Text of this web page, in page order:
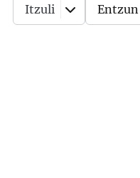
Itzuli Entzun